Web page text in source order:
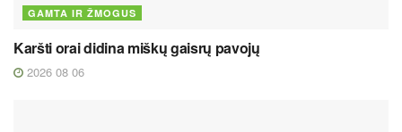
GAMTA IR ŽMOGUS
Karšti orai didina miškų gaisrų pavojų
2026 08 06